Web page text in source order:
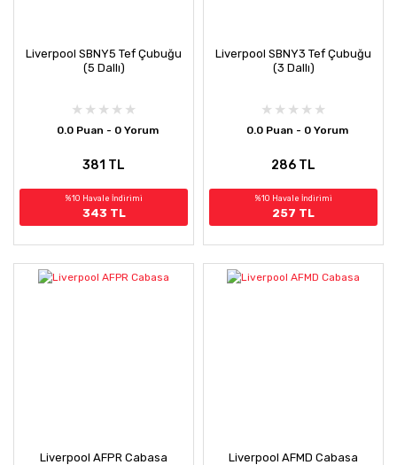
Liverpool SBNY5 Tef Çubuğu
(5 Dallı)
0.0 Puan - 0 Yorum
381 TL
%10 Havale İndirimi
343 TL
Liverpool SBNY3 Tef Çubuğu
(3 Dallı)
0.0 Puan - 0 Yorum
286 TL
%10 Havale İndirimi
257 TL
Liverpool AFPR Cabasa Liverpool AFMD Cabasa